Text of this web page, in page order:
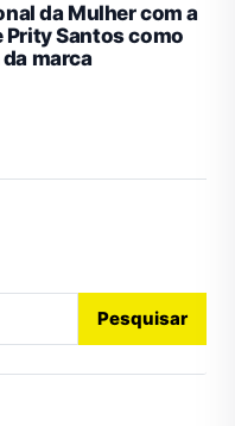
da Mulher com a
Prity Santos como
marca